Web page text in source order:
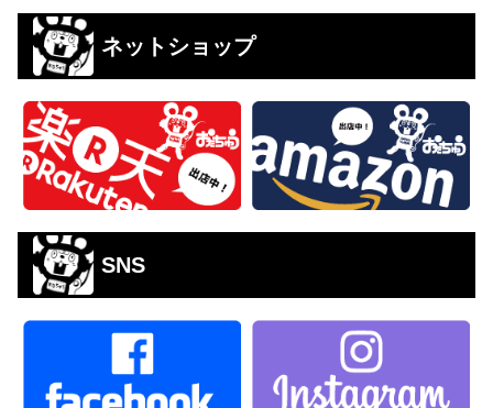
ネットショップ
SNS